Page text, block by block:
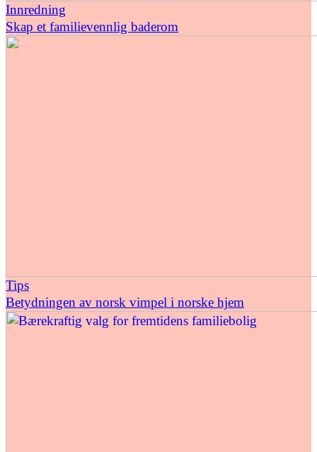
Innredning
Skap et familievennlig baderom
Tips
Betydningen av norsk vimpel i norske hjem